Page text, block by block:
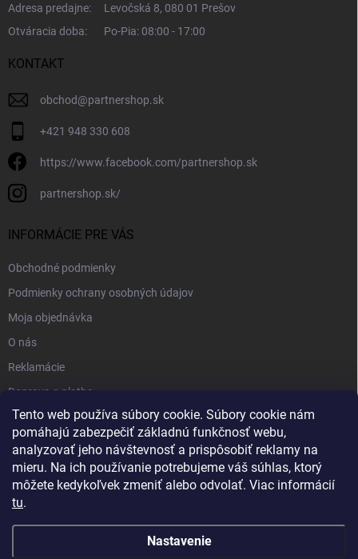
Tento web používa súbory cookie. Súbory cookie nám
pomáhajú zabezpečiť základnú funkčnosť webu,
analyzovať jeho návštevnosť a prispôsobiť reklamy na
mieru. Na ich používanie potrebujeme váš súhlas, ktorý
môžete kedykoľvek zmeniť alebo odvolať. Viac informácií
tu.
Nastavenie
Adresa predajne:
Levočská 8, 080 01 Prešov
Otváracia doba:
Po-Pia: 08:00 - 17:00
KONTAKT
obchod@partnershop.sk
+421 948 330 608
https://www.facebook.com/partnershop.sk
partnershop.sk/
INFORMÁCIE PRE VÁS
Obchodné podmienky
Podmienky ochrany osobných údajov
Moja objednávka
O nás
Reklamácie
Doprava a platba
Kontakt
Blog